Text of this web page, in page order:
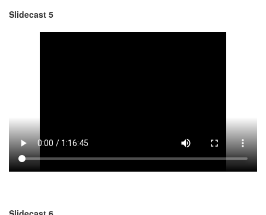
Slidecast 5